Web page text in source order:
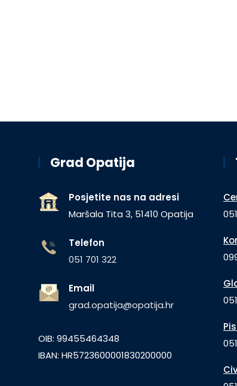
Grad Opatija
Posjetite nas na adresi
Maršala Tita 3, 51410 Opatija
Telefon
051 701 322
Email
grad.opatija@opatija.hr
OIB: 99455464348
IBAN: HR5723600001830200000